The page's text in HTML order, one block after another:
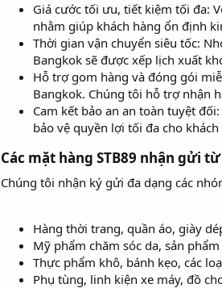
Giá cước tối ưu, tiết kiệm tối đa:
nhằm giúp khách hàng ổn định
Thời gian vận chuyển siêu tốc:
Bangkok sẽ được xếp lịch xuất
Hỗ trợ gom hàng và đóng gói
Bangkok. Chúng tôi hỗ trợ nhận
Cam kết bảo an an toàn tuyệt
bảo vệ quyền lợi tối đa cho
Các mặt hàng STB89 nhận gửi
Chúng tôi nhận ký gửi đa dạng các
Hàng thời trang, quần áo, giày
Mỹ phẩm chăm sóc da, sản
Thực phẩm khô, bánh kẹo, các
Phụ tùng, linh kiện xe máy, đồ